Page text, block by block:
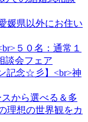
媛県以外にお住い
５０名：通常１
談会フェア
記念☆彡】<br>神
スから選べる＆多
理想の世界観をカ